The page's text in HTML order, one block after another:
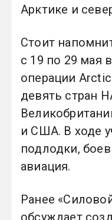
Арктике и
Стоит
с 19 по 29 мая
операции
девять стран
и США. В ходе
подлодки,
авиация.
Ранее